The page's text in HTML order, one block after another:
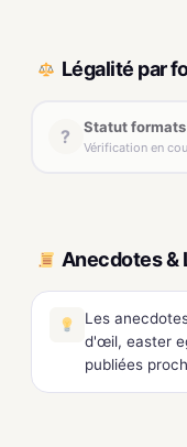
Légalité par
? Statut formats
Vérification en
Anecdotes &
Les
d'œil, easter
publiées